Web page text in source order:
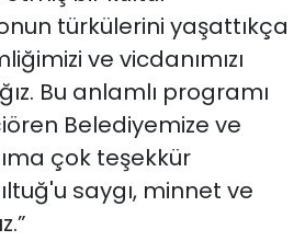
onun türkülerini yaşattıkça
ve vicdanımızı
Bu anlamlı programı
Belediyemize ve
çok teşekkür
saygı, minnet ve